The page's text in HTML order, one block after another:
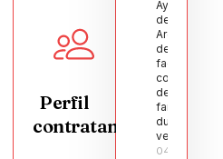
Perfil
contratante
Ayuntamiento
de
Argamasilla
de Calatrava
facilita la
conciliación
de 200
familias
durante el
verano
04/08/2026